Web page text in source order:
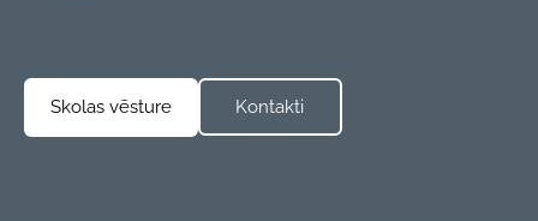
​Skolas vēsture​ ​Kontakti​